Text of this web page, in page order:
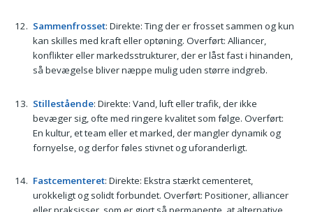
Sammenfrosset: Direkte: Ting der er frosset sammen og kun
kan skilles med kraft eller optøning. Overført: Alliancer,
konflikter eller markedsstrukturer, der er låst fast i hinanden,
så bevægelse bliver næppe mulig uden større indgreb.
Stillestående: Direkte: Vand, luft eller trafik, der ikke
bevæger sig, ofte med ringere kvalitet som følge. Overført:
En kultur, et team eller et marked, der mangler dynamik og
fornyelse, og derfor føles stivnet og uforanderligt.
Fastcementeret: Direkte: Ekstra stærkt cementeret,
urokkeligt og solidt forbundet. Overført: Positioner, alliancer